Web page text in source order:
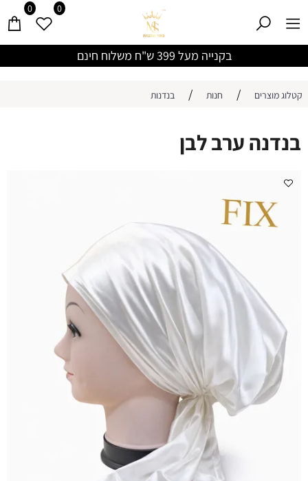
בקנייה מעל 399 ש"ח משלוח חינם
0 0
קטלוג מוצרים / חנות / בנדנות
בנדנה ערב לבן